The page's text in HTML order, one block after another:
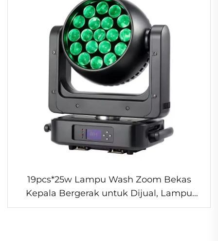
19pcs*25w Lampu Wash Zoom Bekas
Kepala Bergerak untuk Dijual, Lampu
Profesional untuk DJ dan Pernikahan